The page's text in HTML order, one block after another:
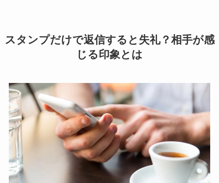
スタンプだけで返信すると失礼？相手が感
じる印象とは